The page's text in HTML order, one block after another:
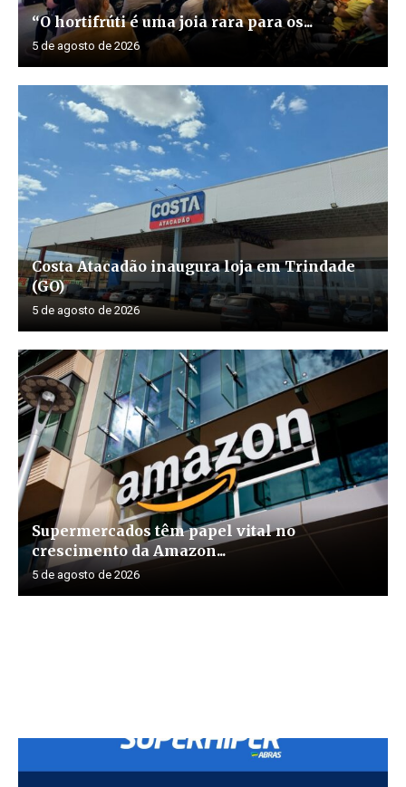
“O hortifrúti é uma joia rara para os...
5 de agosto de 2026
Costa Atacadão inaugura loja em Trindade
(GO)
5 de agosto de 2026
Supermercados têm papel vital no
crescimento da Amazon...
5 de agosto de 2026